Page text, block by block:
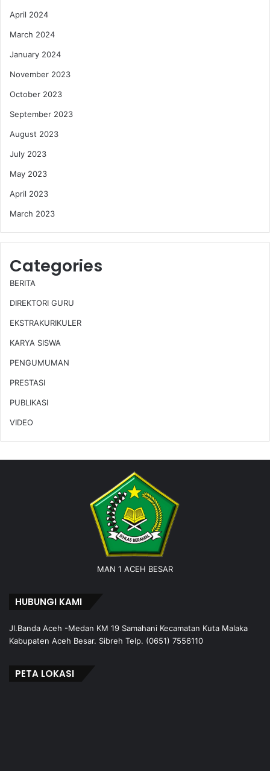
April 2024
March 2024
January 2024
November 2023
October 2023
September 2023
August 2023
July 2023
May 2023
April 2023
March 2023
Categories
BERITA
DIREKTORI GURU
EKSTRAKURIKULER
KARYA SISWA
PENGUMUMAN
PRESTASI
PUBLIKASI
VIDEO
MAN 1 ACEH BESAR
HUBUNGI KAMI
Jl.Banda Aceh -Medan KM 19 Samahani Kecamatan Kuta Malaka
Kabupaten Aceh Besar. Sibreh Telp. (0651) 7556110
PETA LOKASI